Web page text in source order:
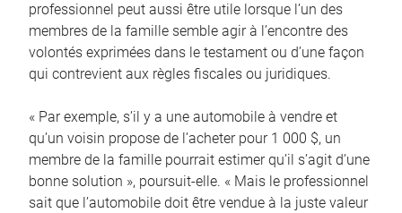
professionnel peut aussi être utile lorsque l’un des
membres de la famille semble agir à l’encontre des
volontés exprimées dans le testament ou d’une façon
qui contrevient aux règles fiscales ou juridiques.
« Par exemple, s’il y a une automobile à vendre et
qu’un voisin propose de l’acheter pour 1 000 $, un
membre de la famille pourrait estimer qu’il s’agit d’une
bonne solution », poursuit-elle. « Mais le professionnel
sait que l’automobile doit être vendue à la juste valeur